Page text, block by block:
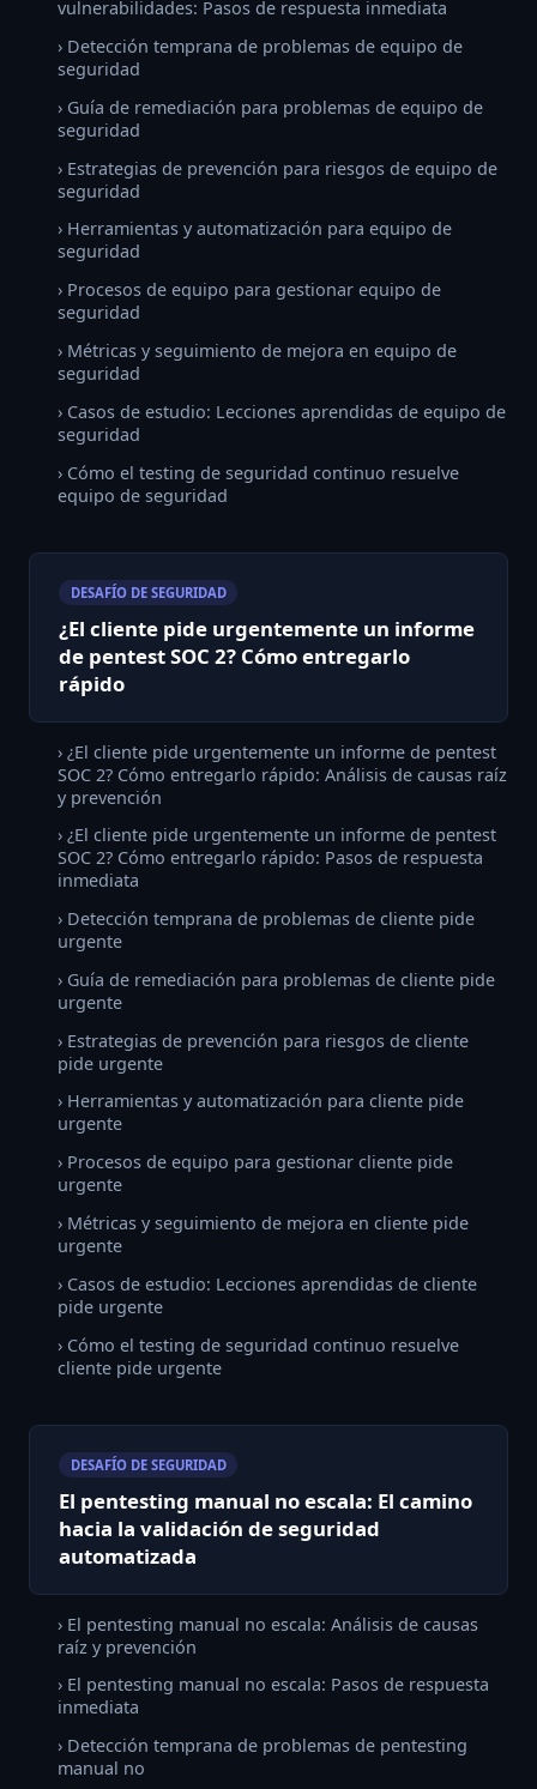
vulnerabilidades: Pasos de respuesta inmediata
› Detección temprana de problemas de equipo de
seguridad
› Guía de remediación para problemas de equipo de
seguridad
› Estrategias de prevención para riesgos de equipo de
seguridad
› Herramientas y automatización para equipo de
seguridad
› Procesos de equipo para gestionar equipo de
seguridad
› Métricas y seguimiento de mejora en equipo de
seguridad
› Casos de estudio: Lecciones aprendidas de equipo de
seguridad
› Cómo el testing de seguridad continuo resuelve
equipo de seguridad
DESAFÍO DE SEGURIDAD
¿El cliente pide urgentemente un informe
de pentest SOC 2? Cómo entregarlo
rápido
› ¿El cliente pide urgentemente un informe de pentest
SOC 2? Cómo entregarlo rápido: Análisis de causas raíz
y prevención
› ¿El cliente pide urgentemente un informe de pentest
SOC 2? Cómo entregarlo rápido: Pasos de respuesta
inmediata
› Detección temprana de problemas de cliente pide
urgente
› Guía de remediación para problemas de cliente pide
urgente
› Estrategias de prevención para riesgos de cliente
pide urgente
› Herramientas y automatización para cliente pide
urgente
› Procesos de equipo para gestionar cliente pide
urgente
› Métricas y seguimiento de mejora en cliente pide
urgente
› Casos de estudio: Lecciones aprendidas de cliente
pide urgente
› Cómo el testing de seguridad continuo resuelve
cliente pide urgente
DESAFÍO DE SEGURIDAD
El pentesting manual no escala: El camino
hacia la validación de seguridad
automatizada
› El pentesting manual no escala: Análisis de causas
raíz y prevención
› El pentesting manual no escala: Pasos de respuesta
inmediata
› Detección temprana de problemas de pentesting
manual no